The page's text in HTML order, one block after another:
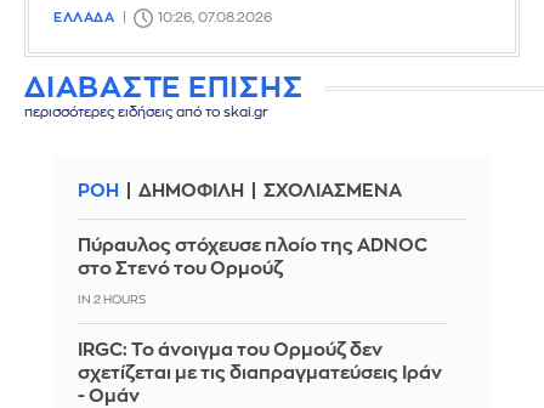
ΕΛΛΑΔΑ 10:26, 07.08.2026
ΔΙΑΒΑΣΤΕ ΕΠΙΣΗΣ
περισσότερες ειδήσεις από το skai.gr
ΡΟΗ ΔΗΜΟΦΙΛΗ ΣΧΟΛΙΑΣΜΕΝΑ
Πύραυλος στόχευσε πλοίο της ADNOC
στο Στενό του Ορμούζ
IN 2 HOURS
IRGC: Το άνοιγμα του Ορμούζ δεν
σχετίζεται με τις διαπραγματεύσεις Ιράν
- Ομάν